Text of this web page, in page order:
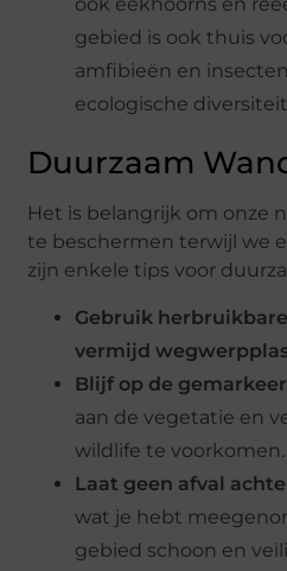
gebied is ook thuis
amfibieën en
ecologische
Duurzaam
Het is belangrijk om onze
te beschermen terwijl we
zijn enkele tips voor
Gebruik
vermijd
Blijf op de
aan de vegetatie en
wildlife te voorkomen.
Laat geen afval
wat je hebt
gebied schoon en